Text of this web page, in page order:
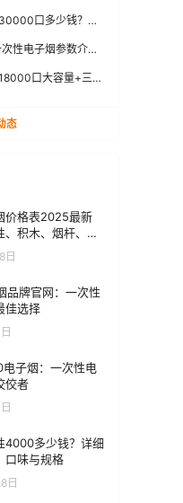
口多少钱？最
性电子烟参数介
口大容量+三
态
价格表2025最新
、积木、烟杆、烟
总
日
品牌官网：一次性
佳选择
子烟：一次性电
佼者
4000多少钱？详细
口味与规格
日